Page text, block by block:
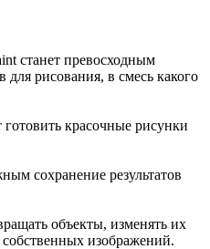
станет превосходным
рисования, в смесь какого
красочные рисунки
сохранение результатов
объекты, изменять их
изображений.